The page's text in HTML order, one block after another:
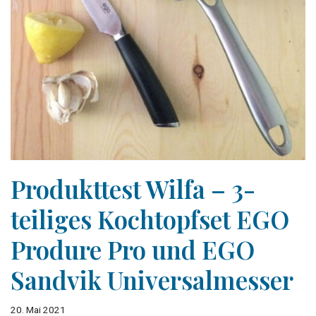
Produkttest Wilfa – 3-
teiliges Kochtopfset EGO
Produre Pro und EGO
Sandvik Universalmesser
20. Mai 2021